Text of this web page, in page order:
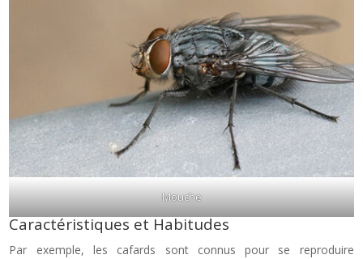
Mouche
Caractéristiques et Habitudes
Par exemple, les cafards sont connus pour se reproduire